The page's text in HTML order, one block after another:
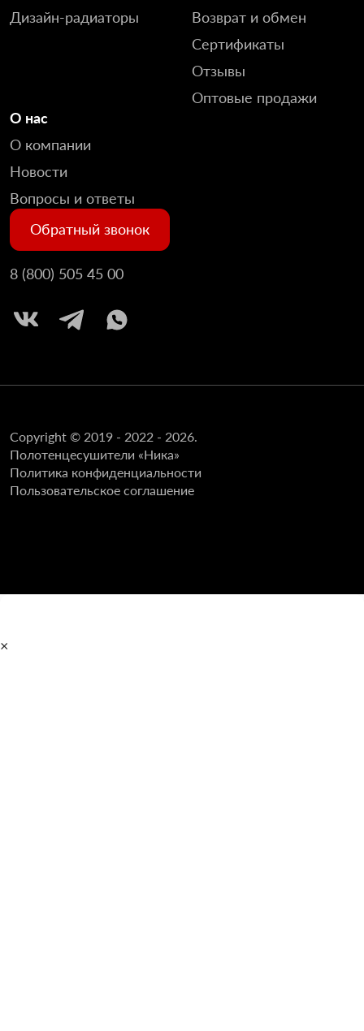
Дизайн-радиаторы
Возврат и обмен
Сертификаты
Отзывы
Оптовые продажи
О нас
О компании
Новости
Вопросы и ответы
Обратный звонок
8 (800) 505 45 00
Copyright © 2019 - 2022 - 2026.
Полотенцесушители «Ника»
Политика конфиденциальности
Пользовательское соглашение
×